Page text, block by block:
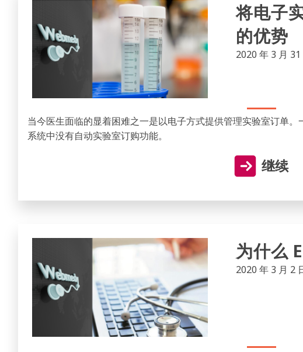
将电子
的优势
2020 年 3 月 31
当今医生面临的显着困难之一是以电子方式提供管理实验室订单
系统中没有自动实验室订购功能。
继续
为什么
2020 年 3 月 2